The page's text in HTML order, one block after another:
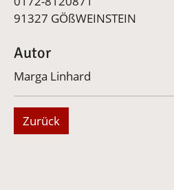
91327 GÖßWEINSTEIN
Autor
Marga Linhard
Zurück